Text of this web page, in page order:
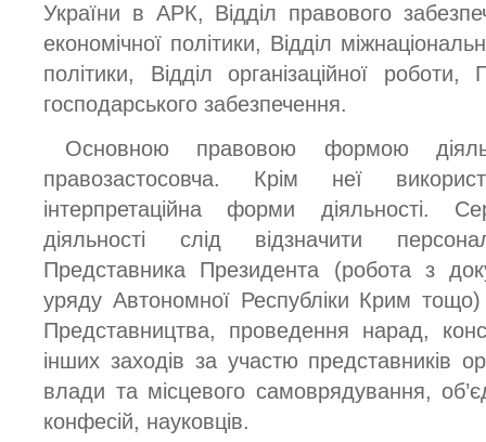
України в АРК, Відділ правового
економічної політики, Відділ
політики, Відділ організаційної
господарського забезпечення.
Основною правовою формою
правозастосовча. Крім неї
інтерпретаційна форми діяльності.
діяльності слід відзначити
Представника Президента (робота з
уряду Автономної Республіки Крим
Представництва, проведення нарад,
інших заходів за участю представників
влади та місцевого самоврядування,
конфесій, науковців.